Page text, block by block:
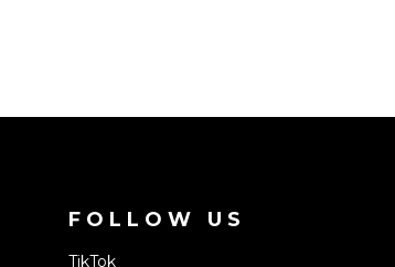
FOLLOW US
TikTok